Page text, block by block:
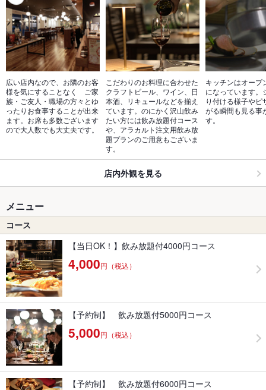
広い店内なので、お隣のお客
様を気にすることなく　ご家
族・ご友人・職場の方々とゆ
ったりお食事することが出来
ます。お席も多数ございます
ので大人数でも大丈夫です。
こだわりのお料理に合わせた
クラフトビール、ワイン、日
本酒、リキュールなどを揃え
ています。のにかく沢山飲み
たい方には飲み放題付コース
や、アラカルト注文用飲み放
題プランのご用意もございま
す。
キッチンはオープ
になっています。
り付ける様子やピ
がる瞬間も見る事
す。
店内外観を見る
メニュー
コース
【当日OK！】飲み放題付4000円コース
4,000円（税込）
【予約制】 飲み放題付5000円コース
5,000円（税込）
【予約制】 飲み放題付6000円コース